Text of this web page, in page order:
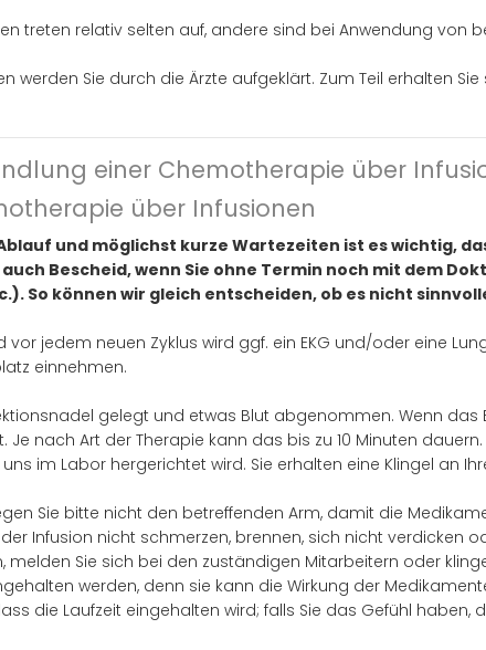
treten relativ selten auf, andere sind bei Anwendung von
werden Sie durch die Ärzte aufgeklärt. Zum Teil erhalten
einer Chemotherapie über
über Infusionen
und möglichst kurze Wartezeiten ist es wichtig,
Bescheid, wenn Sie ohne Termin noch mit dem
So können wir gleich entscheiden, ob es nicht
vor jedem neuen Zyklus wird ggf. ein EKG und/oder eine
einnehmen.
gelegt und etwas Blut abgenommen. Wenn
Je nach Art der Therapie kann das bis zu 10 Minuten
im Labor hergerichtet wird. Sie erhalten eine Klingel an
Sie bitte nicht den betreffenden Arm, damit die
Infusion nicht schmerzen, brennen, sich nicht verdicken
melden Sie sich bei den zuständigen Mitarbeitern oder
werden, denn sie kann die Wirkung der
die Laufzeit eingehalten wird; falls Sie das Gefühl